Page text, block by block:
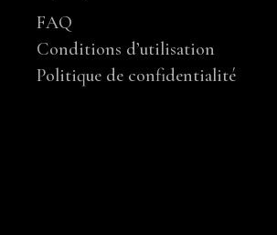
FAQ
Conditions d’utilisation
Politique de confidentialité